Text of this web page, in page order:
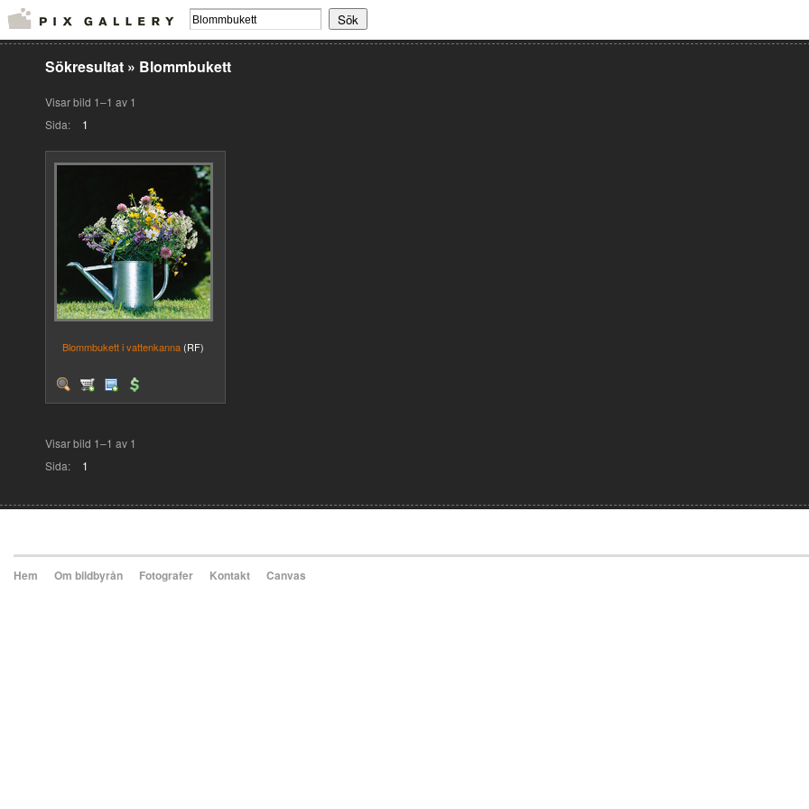
Sökresultat » Blommbukett
Visar bild 1–1 av 1
Sida:
1
Blommbukett i vattenkanna (RF)
Visar bild 1–1 av 1
Sida:
1
Hem Om bildbyrån Fotografer Kontakt Canvas